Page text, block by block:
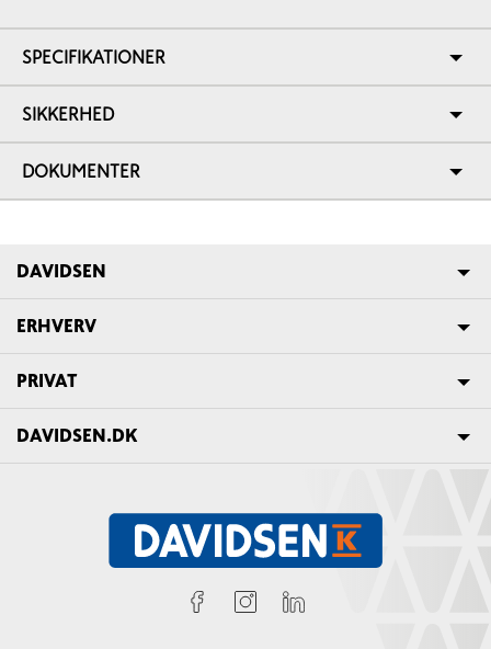
SPECIFIKATIONER
SIKKERHED
DOKUMENTER
DAVIDSEN
ERHVERV
PRIVAT
DAVIDSEN.DK